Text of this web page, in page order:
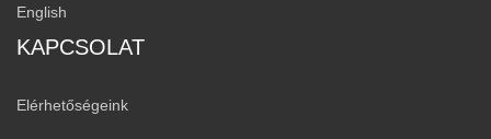
English
KAPCSOLAT
Elérhetőségeink